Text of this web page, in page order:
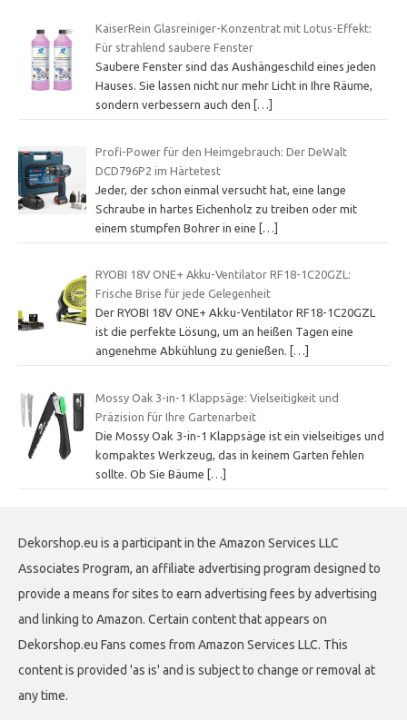
KaiserRein Glasreiniger-Konzentrat mit Lotus-Effekt:
Für strahlend saubere Fenster
Saubere Fenster sind das Aushängeschild eines jeden
Hauses. Sie lassen nicht nur mehr Licht in Ihre Räume,
sondern verbessern auch den
[…]
Profi-Power für den Heimgebrauch: Der DeWalt
DCD796P2 im Härtetest
Jeder, der schon einmal versucht hat, eine lange
Schraube in hartes Eichenholz zu treiben oder mit
einem stumpfen Bohrer in eine […]
RYOBI 18V ONE+ Akku-Ventilator RF18-1C20GZL:
Frische Brise für jede Gelegenheit
Der RYOBI 18V ONE+ Akku-Ventilator RF18-1C20GZL
ist die perfekte Lösung, um an heißen Tagen eine
angenehme Abkühlung zu genießen.
[…]
Mossy Oak 3-in-1 Klappsäge: Vielseitigkeit und
Präzision für Ihre Gartenarbeit
Die Mossy Oak 3-in-1 Klappsäge ist ein vielseitiges und
kompaktes Werkzeug, das in keinem Garten fehlen
sollte. Ob Sie Bäume […]
Dekorshop.eu is a participant in the Amazon Services LLC
Associates Program, an affiliate advertising program designed to
provide a means for sites to earn advertising fees by advertising
and linking to Amazon. Certain content that appears on
Dekorshop.eu Fans comes from Amazon Services LLC. This
content is provided 'as is' and is subject to change or removal at
any time.